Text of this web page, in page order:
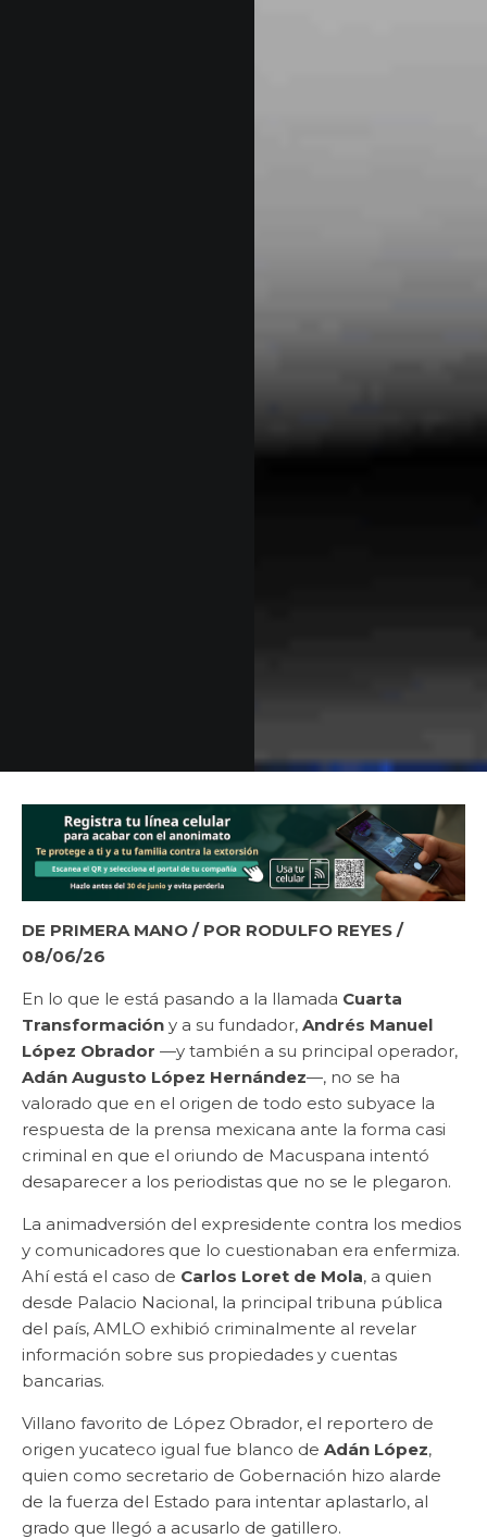
DE PRIMERA MANO / POR RODULFO REYES /
08/06/26
En lo que le está pasando a la llamada Cuarta
Transformación y a su fundador, Andrés Manuel
López Obrador —y también a su principal operador,
Adán Augusto López Hernández—, no se ha
valorado que en el origen de todo esto subyace la
respuesta de la prensa mexicana ante la forma casi
criminal en que el oriundo de Macuspana intentó
desaparecer a los periodistas que no se le plegaron.
La animadversión del expresidente contra los medios
y comunicadores que lo cuestionaban era enfermiza.
Ahí está el caso de Carlos Loret de Mola, a quien
desde Palacio Nacional, la principal tribuna pública
del país, AMLO exhibió criminalmente al revelar
información sobre sus propiedades y cuentas
bancarias.
Villano favorito de López Obrador, el reportero de
origen yucateco igual fue blanco de Adán López,
quien como secretario de Gobernación hizo alarde
de la fuerza del Estado para intentar aplastarlo, al
grado que llegó a acusarlo de gatillero.